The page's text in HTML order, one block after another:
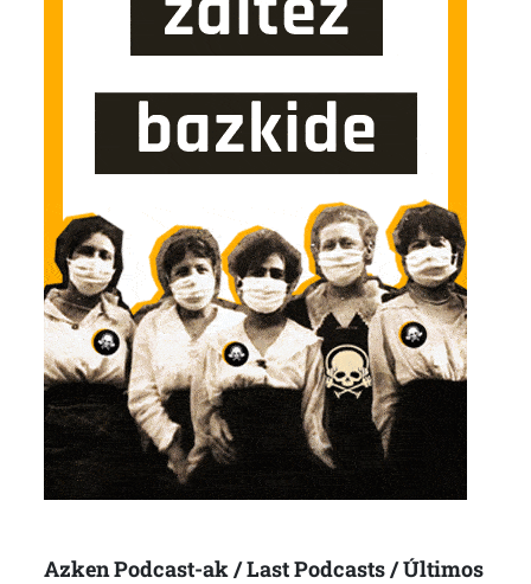
Azken Podcast-ak / Last Podcasts / Últimos